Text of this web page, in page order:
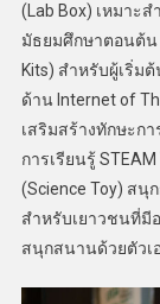
(Lab Box) เหมาะ
มัธยมศึกษาตอนต้น
Kits) สำหรับผู้เริ่ม
ด้าน Internet of
เสริมสร้างทักษะก
การเรียนรู้
(Science Toy) สนุ
สำหรับเยาวชนที่มี
สนุกสนานด้วยตัวเ